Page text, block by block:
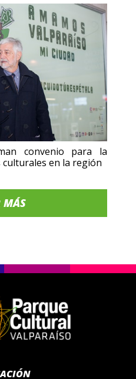
convenio para la
en la región
MÁS